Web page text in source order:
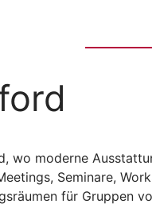
wo moderne
Seminare,
für Gruppen